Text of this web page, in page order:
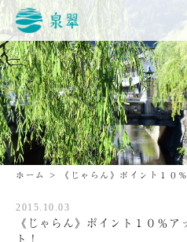
ホーム > 《じゃらん》ポイント１０
2015.10.03
《じゃらん》ポイント１０％
ト！